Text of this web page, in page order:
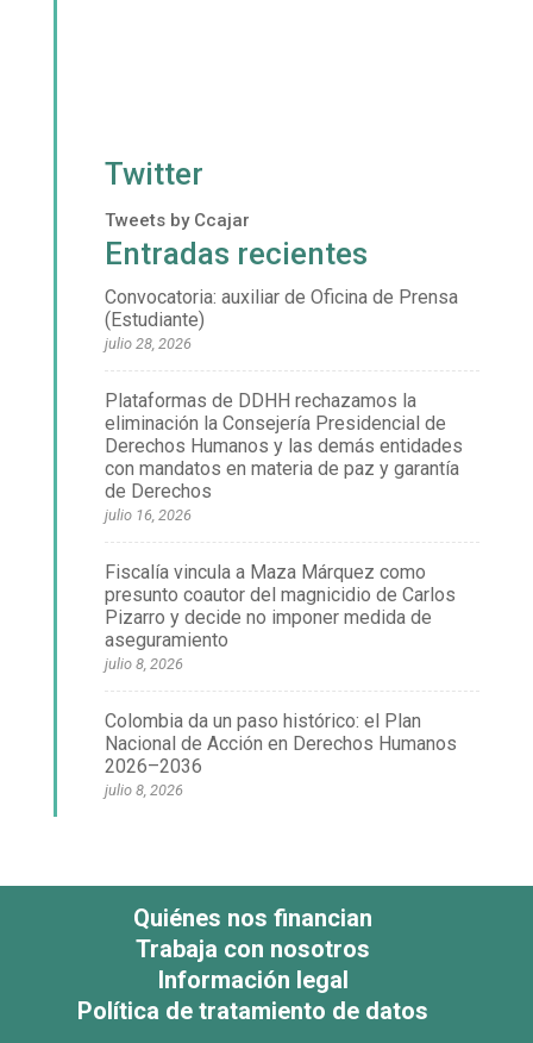
Twitter
Tweets by Ccajar
Entradas recientes
Convocatoria: auxiliar de Oficina de Prensa
(Estudiante)
julio 28, 2026
Plataformas de DDHH rechazamos la
eliminación la Consejería Presidencial de
Derechos Humanos y las demás entidades
con mandatos en materia de paz y garantía
de Derechos
julio 16, 2026
Fiscalía vincula a Maza Márquez como
presunto coautor del magnicidio de Carlos
Pizarro y decide no imponer medida de
aseguramiento
julio 8, 2026
Colombia da un paso histórico: el Plan
Nacional de Acción en Derechos Humanos
2026–2036
julio 8, 2026
Quiénes nos financian
Trabaja con nosotros
Información legal
Política de tratamiento de datos